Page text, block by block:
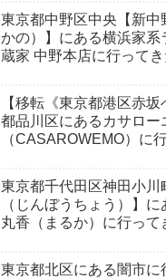
東京都中野区中央【新中
かの）】にある横浜家系
蔵家 中野本店に行ってき
【移転《東京都港区赤
都品川区にあるカサロー
（CASAROWEMO）に
東京都千代田区神田小川
（じんぼうちょう）】
丸香（まるか）に行って
東京都北区にある闇市に